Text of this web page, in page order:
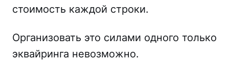
стоимость каждой строки.
Организовать это силами одного только
эквайринга невозможно.